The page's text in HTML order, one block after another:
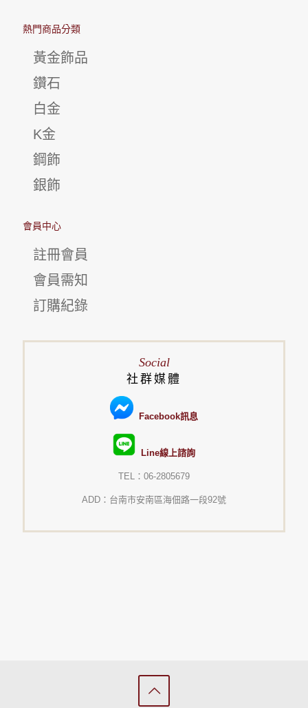
熱門商品分類
黃金飾品
鑽石
白金
K金
鋼飾
銀飾
會員中心
註冊會員
會員需知
訂購紀錄
Social
社群媒體
Facebook訊息
Line線上諮詢
TEL：06-2805679
ADD：台南市安南區海佃路一段92號